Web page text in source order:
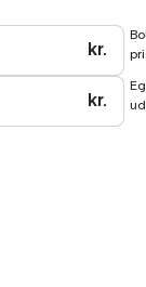
kr.
kr.